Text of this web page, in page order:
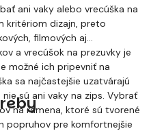
ani vaky alebo vrecúška na
kritériom dizajn, preto
filmových aj
a vrecúšok na prezuvky je
možné ich pripevniť na
sa najčastejšie uzatvárajú
sú ani vaky na zips. Vybrať
na ramena, ktoré sú tvorené
popruhov pre komfortnejšie